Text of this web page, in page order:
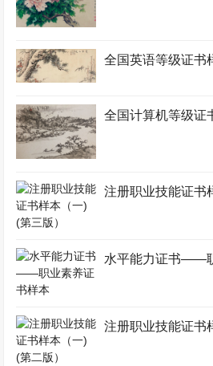
全国英语等级证书
全国计算机等级证
注册职业技能证书
水平能力证书——
注册职业技能证书